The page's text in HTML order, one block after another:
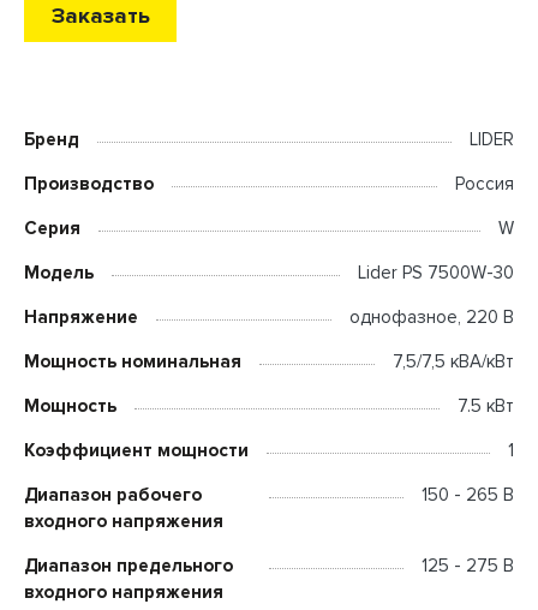
Заказать
Бренд LIDER
Производство Россия
Серия W
Модель Lider PS 7500W-30
Напряжение однофазное, 220 В
Мощность номинальная 7,5/7,5 кВА/кВт
Мощность 7.5 кВт
Коэффициент мощности 1
Диапазон рабочего
входного напряжения
150 - 265 В
Диапазон предельного
входного напряжения
125 - 275 В